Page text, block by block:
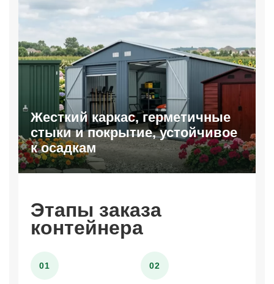
Жесткий каркас, герметичные
стыки и покрытие, устойчивое
к осадкам
Этапы заказа
контейнера
01 02